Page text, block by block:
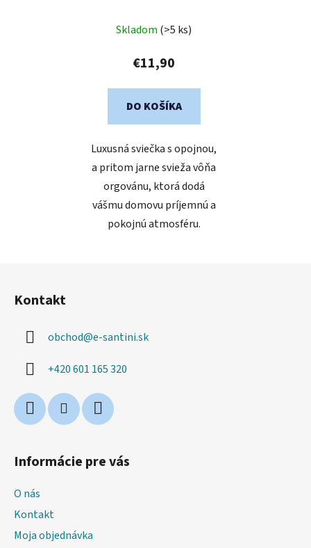
Skladom (>5 ks)
€11,90
DO KOŠÍKA
Luxusná sviečka s opojnou,
a pritom jarne svieža vôňa
orgovánu, ktorá dodá
vášmu domovu príjemnú a
pokojnú atmosféru.
Kontakt
obchod@e-santini.sk
+420 601 165 320
Informácie pre vás
O nás
Kontakt
Moja objednávka